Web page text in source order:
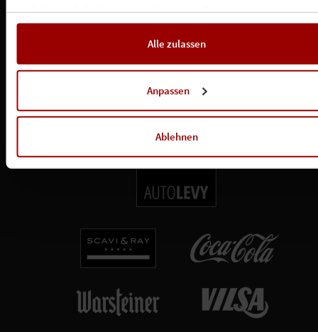
und diese möglicherweise mit weiteren Daten zusammen
führen. Weitere Informationen, insbesondere zur Speicherdauer,
Cookie-Erklärungsowie zur Verarbeitung,
insbesondere zu Ihren Widerrufsmöglichkeiten und weiteren
Alle zulassen
Anpassen
Ablehnen